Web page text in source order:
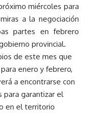
miércoles para
a la negociación
partes en febrero
provincial.
de este mes que
enero y febrero,
a encontrarse con
para garantizar el
en el territorio